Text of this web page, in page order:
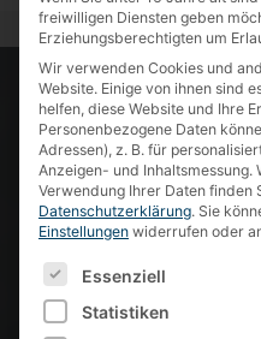
freiwilligen Diensten geben
Erziehungsberechtigten um
Wir verwenden Cookies und
Website. Einige von ihnen sind
helfen, diese Website und Ihre
Personenbezogene Daten
Adressen), z. B. für
Anzeigen- und Inhaltsmessung.
Verwendung Ihrer Daten finden
Datenschutzerklärung. Sie
Einstellungen widerrufen oder
ES FOLGT EINE LISTE
Essenziell
Statistiken